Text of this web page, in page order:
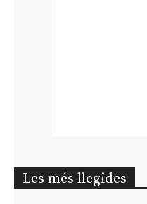
Les més llegides